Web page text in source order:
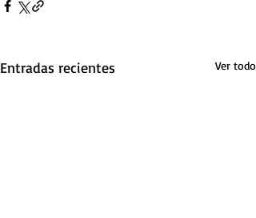
Entradas recientes Ver todo